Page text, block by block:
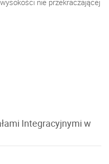
Integracyjnymi w